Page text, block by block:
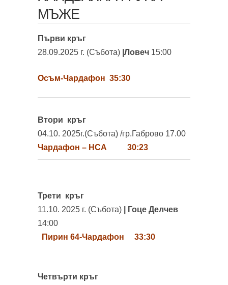
МЪЖЕ
Първи кръг
28.09.2025 г. (Събота) |Ловеч 15:00
Осъм-Чардафон 35:30
Втори кръг
04.10. 2025г.(Събота) /гр.Габрово 17.00
Чардафон – НСА 30:23
Трети кръг
11.10. 2025 г. (Събота)
| Гоце Делчев
14:00
Пирин 64-Чардафон 33:30
Четвърти кръг